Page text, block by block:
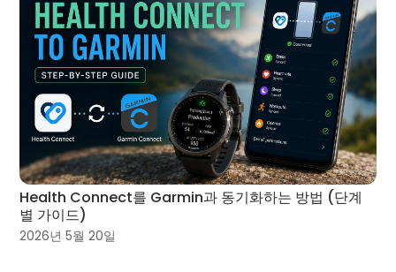
Health Connect를 Garmin과 동기화하는 방법 (단계
별 가이드)
2026년 5월 20일